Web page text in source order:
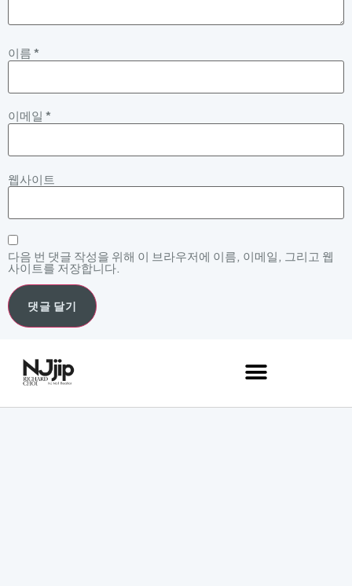
이름 *
이메일 *
웹사이트
다음 번 댓글 작성을 위해 이 브라우저에 이름, 이메일, 그리고 웹
사이트를 저장합니다.